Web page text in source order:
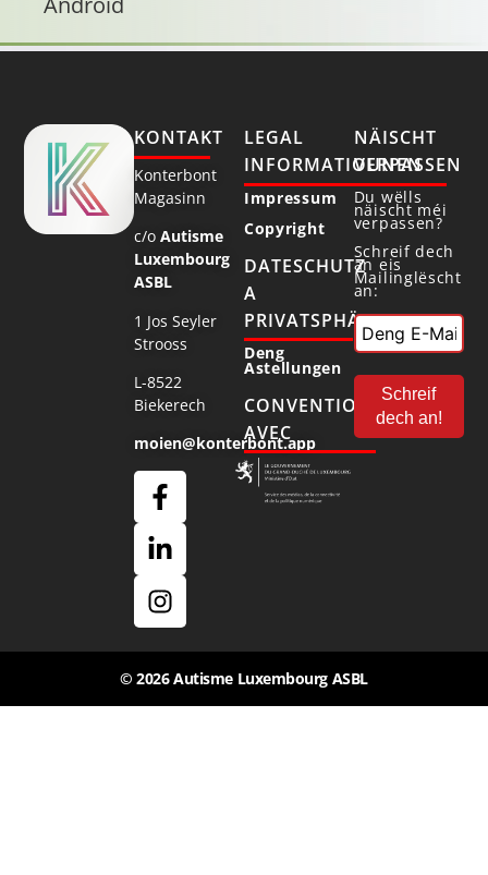
KONTAKT
Konterbont
Magasinn
c/oAutisme
Luxembourg
ASBL
1 Jos Seyler
Strooss
L-8522
Biekerech
moien@konterbont.app
LEGAL
INFORMATIOUNEN
Impressum
Copyright
DATESCHUTZ
A
PRIVATSPHÄR
Deng
Astellungen
CONVENTIONNÉ
AVEC
NÄISCHT
VERPASSEN
Du wëlls
näischt méi
verpassen?
Schreif dech
an eis
Mailinglëscht
an:
© 2026 Autisme Luxembourg ASBL